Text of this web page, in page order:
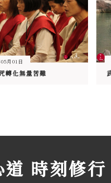
月01日
轉化無量苦難
道 時刻修行